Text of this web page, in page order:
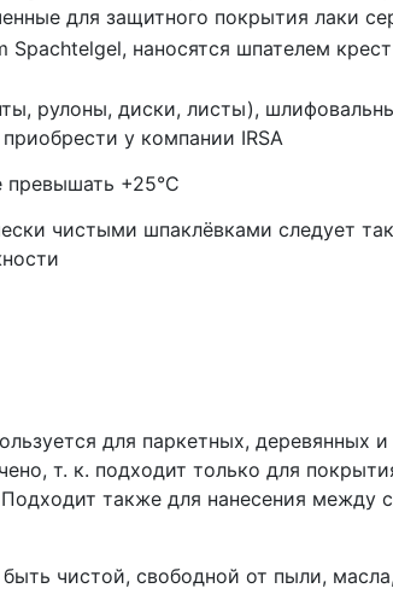
для защитного покрытия лаки
Spachtelgel, наносятся шпателем
рулоны, диски, листы),
у компании IRSA
+25°C
чистыми шпаклëвками следует
для паркетных, деревянных
т. к. подходит только для
также для нанесения между
чистой, свободной от пыли,